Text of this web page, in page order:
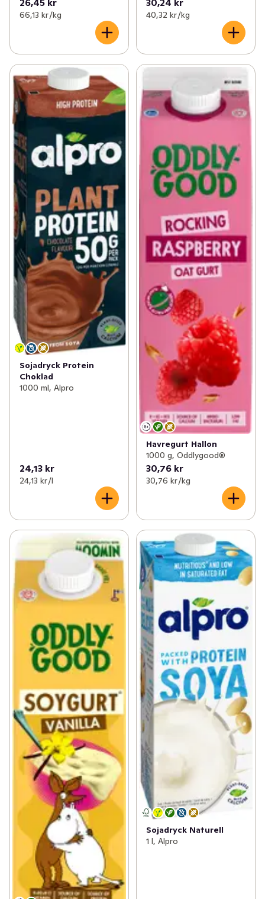
26,45 kr
66,13 kr /kg
30,24 kr
40,32 kr /kg
Sojadryck Protein
Choklad
1000 ml, Alpro
24,13 kr
24,13 kr /l
Havregurt Hallon
1000 g, Oddlygood®
30,76 kr
30,76 kr /kg
Sojadryck Naturell
1 l, Alpro